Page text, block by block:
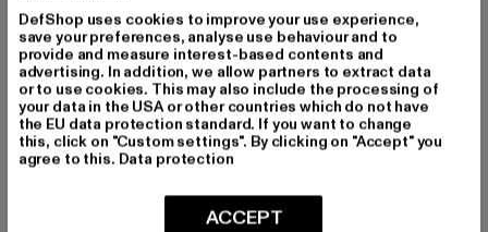
Hersteller Farbe: red/offwhite
Materialzusammensetzung: 70% Polyester, 30% Wolle,
100% Polyester
Art.Nr: 60750016-04579
Hersteller: Urban Styles Agency GmbH & Co. KG |
agentur@urbanstylesagency.com
Schanzenstraße 41 | 51063 Köln | DE
DefShop uses cookies to improve your use experience,
save your preferences, analyse use behaviour and to
provide and measure interest-based contents and
advertising. In addition, we allow partners to extract data
or to use cookies. This may also include the processing of
your data in the USA or other countries which do not have
the EU data protection standard. If you want to change
this, click on "Custom settings". By clicking on "Accept" you
agree to this. Data protection
ACCEPT